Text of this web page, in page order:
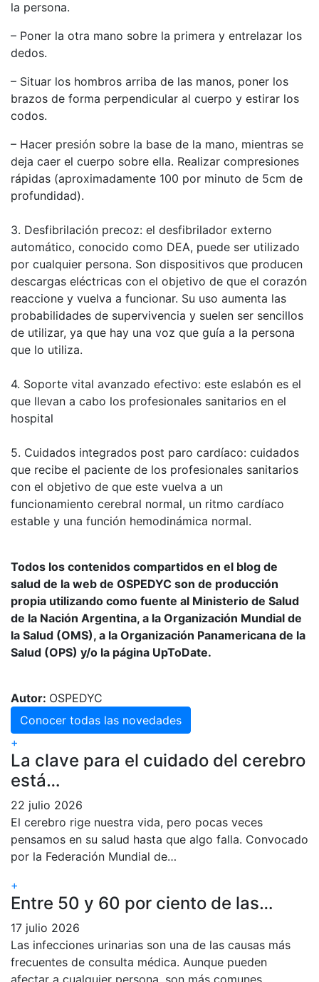
la persona.
– Poner la otra mano sobre la primera y entrelazar los
dedos.
– Situar los hombros arriba de las manos, poner los
brazos de forma perpendicular al cuerpo y estirar los
codos.
– Hacer presión sobre la base de la mano, mientras se
deja caer el cuerpo sobre ella. Realizar compresiones
rápidas (aproximadamente 100 por minuto de 5cm de
profundidad).
3. Desfibrilación precoz: el desfibrilador externo
automático, conocido como DEA, puede ser utilizado
por cualquier persona. Son dispositivos que producen
descargas eléctricas con el objetivo de que el corazón
reaccione y vuelva a funcionar. Su uso aumenta las
probabilidades de supervivencia y suelen ser sencillos
de utilizar, ya que hay una voz que guía a la persona
que lo utiliza.
4. Soporte vital avanzado efectivo: este eslabón es el
que llevan a cabo los profesionales sanitarios en el
hospital
5. Cuidados integrados post paro cardíaco: cuidados
que recibe el paciente de los profesionales sanitarios
con el objetivo de que este vuelva a un
funcionamiento cerebral normal, un ritmo cardíaco
estable y una función hemodinámica normal.
Todos los contenidos compartidos en el blog de
salud de la web de OSPEDYC son de producción
propia utilizando como fuente al Ministerio de Salud
de la Nación Argentina, a la Organización Mundial de
la Salud (OMS), a la Organización Panamericana de la
Salud (OPS) y/o la página UpToDate.
Autor: OSPEDYC
Conocer todas las novedades
+
La clave para el cuidado del cerebro
está…
22 julio 2026
El cerebro rige nuestra vida, pero pocas veces
pensamos en su salud hasta que algo falla. Convocado
por la Federación Mundial de…
+
Entre 50 y 60 por ciento de las…
17 julio 2026
Las infecciones urinarias son una de las causas más
frecuentes de consulta médica. Aunque pueden